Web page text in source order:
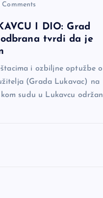
Comments
I DIO: Grad
tvrdi da je
i ozbiljne optužbe o
(Grada Lukavac) na
sudu u Lukavcu održan